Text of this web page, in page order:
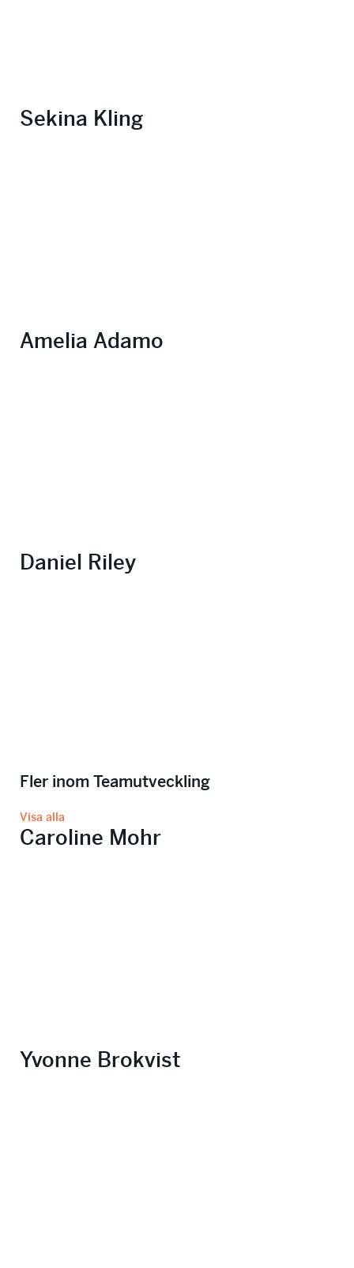
Sekina Kling
Amelia Adamo
Daniel Riley
Fler inom Teamutveckling
Visa alla
Caroline Mohr
Yvonne Brokvist